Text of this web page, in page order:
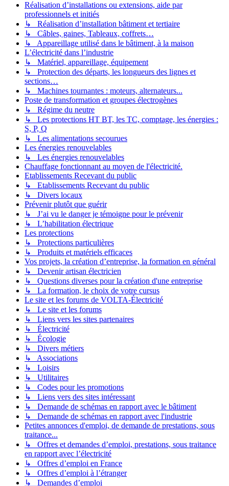
Réalisation d’installations ou extensions, aide par
professionnels et initiés
↳ Réalisation d’installation bâtiment et tertiaire
↳ Câbles, gaines, Tableaux, coffrets…
↳ Appareillage utilisé dans le bâtiment, à la maison
L’électricité dans l’industrie
↳ Matériel, appareillage, équipement
↳ Protection des départs, les longueurs des lignes et
sections…
↳ Machines tournantes : moteurs, alternateurs...
Poste de transformation et groupes électrogènes
↳ Régime du neutre
↳ Les protections HT BT, les TC, comptage, les énergies :
S, P, Q
↳ Les alimentations secourues
Les énergies renouvelables
↳ Les énergies renouvelables
Chauffage fonctionnant au moyen de l'électricité.
Etablissements Recevant du public
↳ Etablissements Recevant du public
↳ Divers locaux
Prévenir plutôt que guérir
↳ J’ai vu le danger je témoigne pour le prévenir
↳ L’habilitation électrique
Les protections
↳ Protections particulières
↳ Produits et matériels efficaces
Vos projets, la création d’entreprise, la formation en général
↳ Devenir artisan électricien
↳ Questions diverses pour la création d'une entreprise
↳ La formation, le choix de votre cursus
Le site et les forums de VOLTA-Électricité
↳ Le site et les forums
↳ Liens vers les sites partenaires
↳ Électricité
↳ Écologie
↳ Divers métiers
↳ Associations
↳ Loisirs
↳ Utilitaires
↳ Codes pour les promotions
↳ Liens vers des sites intéressant
↳ Demande de schémas en rapport avec le bâtiment
↳ Demande de schémas en rapport avec l'industrie
Petites annonces d'emploi, de demande de prestations, sous
traitance...
↳ Offres et demandes d’emploi, prestations, sous traitance
en rapport avec l’électricité
↳ Offres d’emploi en France
↳ Offres d’emploi à l’étranger
↳ Demandes d’emploi